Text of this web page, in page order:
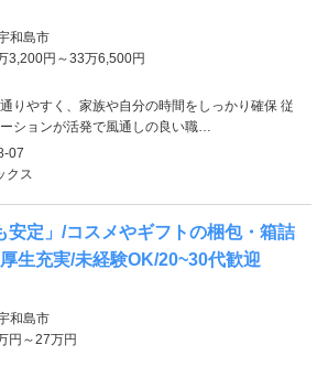
和島市
3,200円～33万6,500円
りやすく、家族や自分の時間をしっかり確保 従
ションが活発で風通しの良い職…
07
クス
安定」/コスメやギフトの梱包・箱詰
生充実/未経験OK/20~30代歓迎
和島市
円～27万円